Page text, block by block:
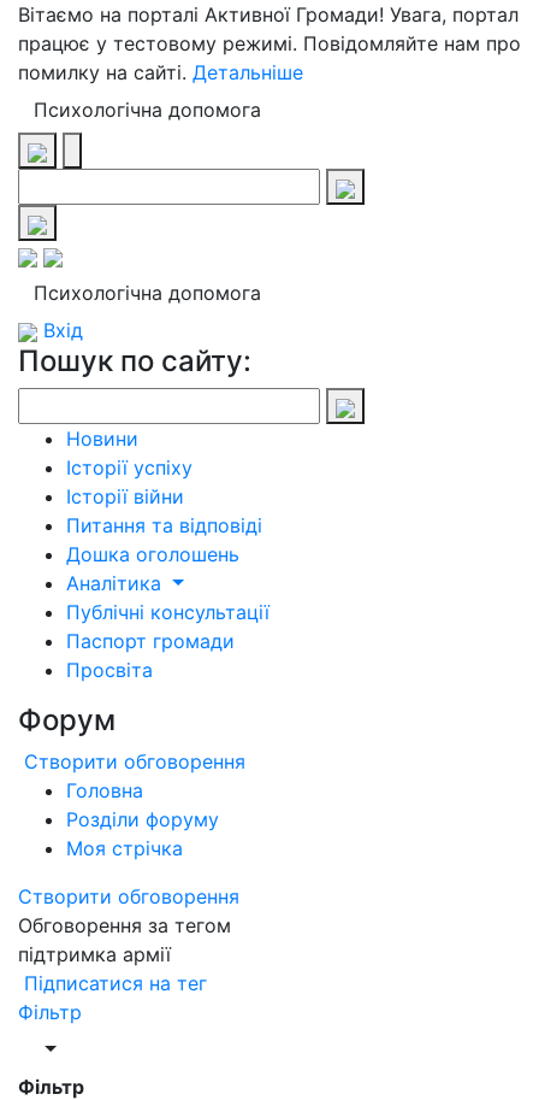
Вітаємо на порталі Активної Громади! Увага, портал
працює у тестовому режимі. Повідомляйте нам про
помилку на сайті. Детальніше
Психологічна допомога
Психологічна допомога
Вхід
Пошук по сайту:
Новини
Історії успіху
Історії війни
Питання та відповіді
Дошка оголошень
Аналітика
Публічні консультації
Паспорт громади
Просвіта
Форум
Створити обговорення
Головна
Розділи форуму
Моя стрічка
Створити обговорення
Обговорення за тегом
підтримка армії
Підписатися на тег
Фільтр
Фільтр